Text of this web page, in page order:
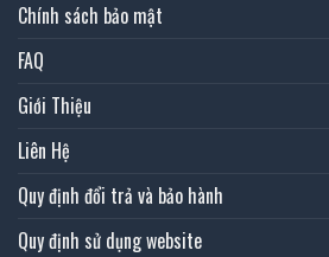
Chính sách bảo mật
FAQ
Giới Thiệu
Liên Hệ
Quy định đổi trả và bảo hành
Quy định sử dụng website